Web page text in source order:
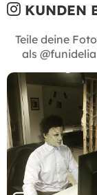
KUNDEN
Teile deine
als